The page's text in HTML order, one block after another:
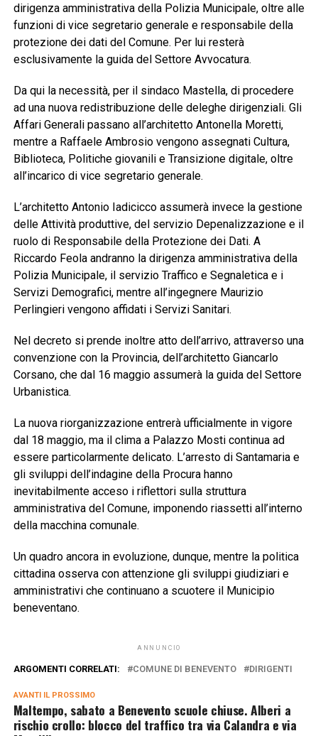
dirigenza amministrativa della Polizia Municipale, oltre alle
funzioni di vice segretario generale e responsabile della
protezione dei dati del Comune. Per lui resterà
esclusivamente la guida del Settore Avvocatura.
Da qui la necessità, per il sindaco Mastella, di procedere
ad una nuova redistribuzione delle deleghe dirigenziali. Gli
Affari Generali passano all’architetto Antonella Moretti,
mentre a Raffaele Ambrosio vengono assegnati Cultura,
Biblioteca, Politiche giovanili e Transizione digitale, oltre
all’incarico di vice segretario generale.
L’architetto Antonio Iadicicco assumerà invece la gestione
delle Attività produttive, del servizio Depenalizzazione e il
ruolo di Responsabile della Protezione dei Dati. A
Riccardo Feola andranno la dirigenza amministrativa della
Polizia Municipale, il servizio Traffico e Segnaletica e i
Servizi Demografici, mentre all’ingegnere Maurizio
Perlingieri vengono affidati i Servizi Sanitari.
Nel decreto si prende inoltre atto dell’arrivo, attraverso una
convenzione con la Provincia, dell’architetto Giancarlo
Corsano, che dal 16 maggio assumerà la guida del Settore
Urbanistica.
La nuova riorganizzazione entrerà ufficialmente in vigore
dal 18 maggio, ma il clima a Palazzo Mosti continua ad
essere particolarmente delicato. L’arresto di Santamaria e
gli sviluppi dell’indagine della Procura hanno
inevitabilmente acceso i riflettori sulla struttura
amministrativa del Comune, imponendo riassetti all’interno
della macchina comunale.
Un quadro ancora in evoluzione, dunque, mentre la politica
cittadina osserva con attenzione gli sviluppi giudiziari e
amministrativi che continuano a scuotere il Municipio
beneventano.
ANNUNCIO
ARGOMENTI CORRELATI: COMUNE DI BENEVENTO DIRIGENTI
AVANTI IL ​​PROSSIMO
Maltempo, sabato a Benevento scuole chiuse. Alberi a
rischio crollo: blocco del traffico tra via Calandra e via